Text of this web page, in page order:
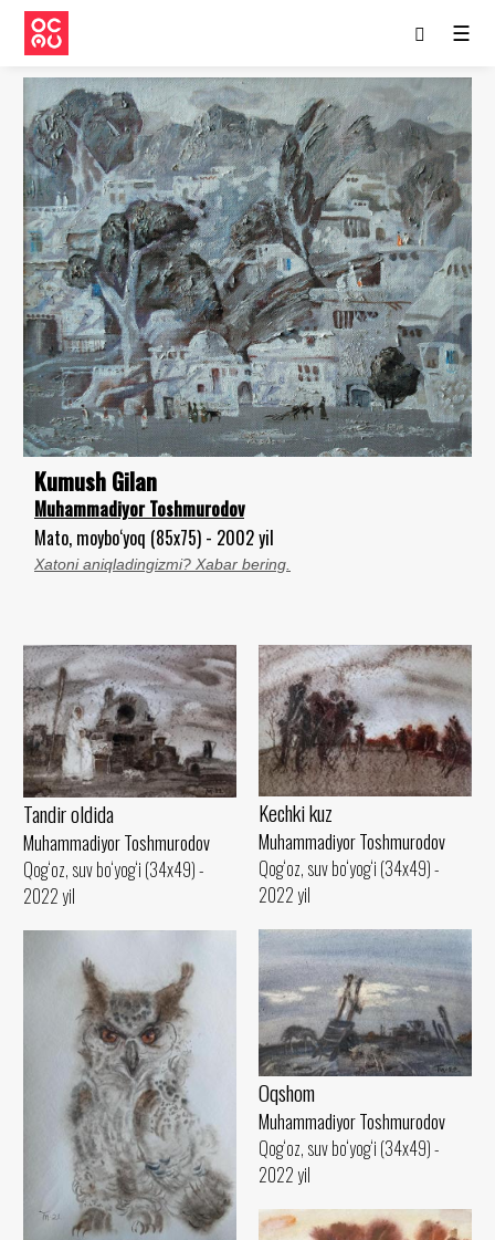
☰
Kumush Gilan
Muhammadiyor Toshmurodov
Mato, moybo‘yoq (85x75) - 2002 yil
Xatoni aniqladingizmi? Xabar bering.
Tandir oldida
Muhammadiyor Toshmurodov
Qog‘oz, suv bo‘yog‘i (34x49) -
2022 yil
Kechki kuz
Muhammadiyor Toshmurodov
Qog‘oz, suv bo‘yog‘i (34x49) -
2022 yil
Oqshom
Muhammadiyor Toshmurodov
Qog‘oz, suv bo‘yog‘i (34x49) -
2022 yil